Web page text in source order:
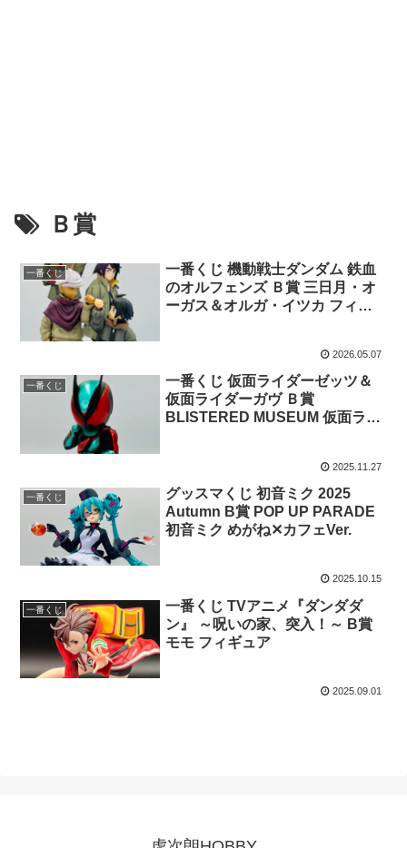
Ｂ賞
一番くじ
一番くじ 機動戦士ダンダム 鉄血
のオルフェンズ Ｂ賞 三日月・オ
ーガス＆オルガ・イツカ フィギ
2026.05.07
一番くじ
一番くじ 仮面ライダーゼッツ＆
仮面ライダーガヴ Ｂ賞
BLISTERED MUSEUM 仮面ライ
2025.11.27
一番くじ
グッスマくじ 初音ミク 2025
Autumn B賞 POP UP PARADE
初音ミク めがね✕カフェVer.
2025.10.15
一番くじ
一番くじ TVアニメ『ダンダダ
ン』 ～呪いの家、突入！～ B賞
モモ フィギュア
2025.09.01